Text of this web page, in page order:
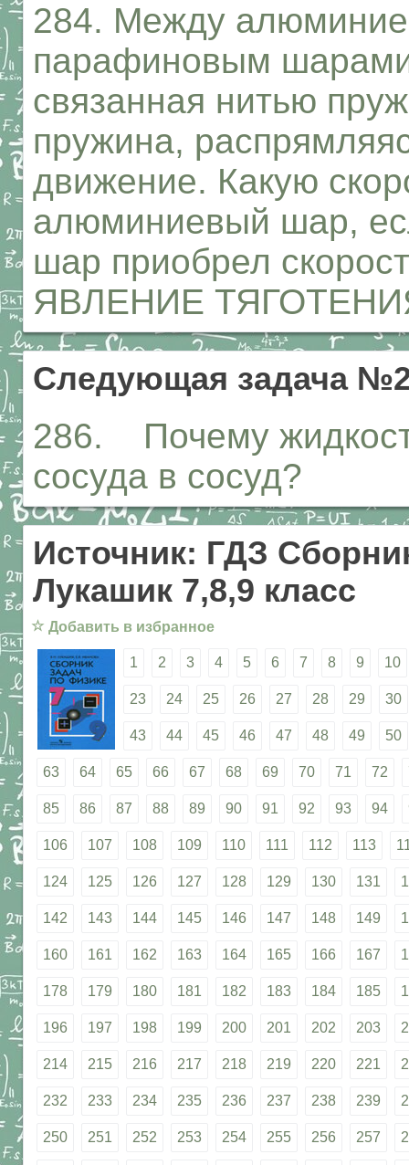
284. Между
парафиновым
связанная нитью
пружина,
движение. Какую
алюминиевый шар,
шар приобрел
ЯВЛЕНИЕ
Следующая задача
286. Почему
сосуда в сосуд?
Источник: ГДЗ
Лукашик 7,8,9 класс
☆ Добавить в избранное
1 2 3 4 5 6 7 8 9 10
23 24 25 26 27 28 29 30
43 44 45 46 47 48 49 50
63 64 65 66 67 68 69 70 71 72
85 86 87 88 89 90 91 92 93 94
106 107 108 109 110 111 112 113
124 125 126 127 128 129 130 131
142 143 144 145 146 147 148 149
160 161 162 163 164 165 166 167
178 179 180 181 182 183 184 185
196 197 198 199 200 201 202 203
214 215 216 217 218 219 220 221
232 233 234 235 236 237 238 239
250 251 252 253 254 255 256 257